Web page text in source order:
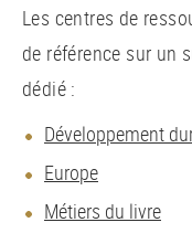
Les centres de
de référence sur un
dédié :
Développement
Europe
Métiers du livre